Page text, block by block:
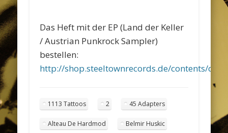
Das Heft mit der EP (Land der Keller
/ Austrian Punkrock Sampler)
bestellen:
http://shop.steeltownrecords.de/contents/de/
1113 Tattoos 2 45 Adapters
Alteau De Hardmod Belmir Huskic